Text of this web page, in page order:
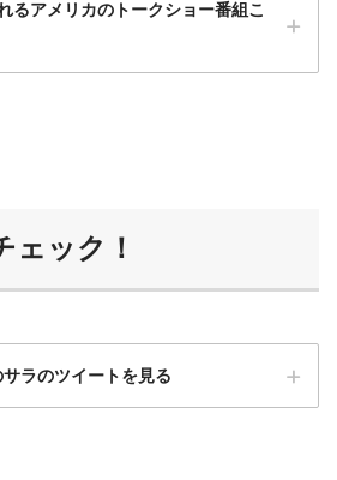
るアメリカのトークショー番組こ
ェック！
ラのツイートを見る